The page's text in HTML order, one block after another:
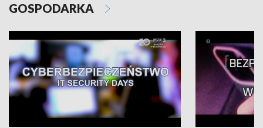
GOSPODARKA